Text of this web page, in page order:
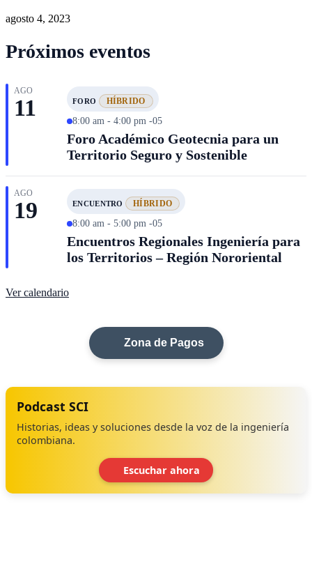
agosto 4, 2023
Próximos eventos
AGO
11 FORO HÍBRIDO
8:00 am - 4:00 pm -05
Foro Académico Geotecnia para un
Territorio Seguro y Sostenible
AGO
19 ENCUENTRO HÍBRIDO
8:00 am - 5:00 pm -05
Encuentros Regionales Ingeniería para
los Territorios – Región Nororiental
Ver calendario
Zona de Pagos
Podcast SCI
Historias, ideas y soluciones desde la voz de la ingeniería
colombiana.
Escuchar ahora